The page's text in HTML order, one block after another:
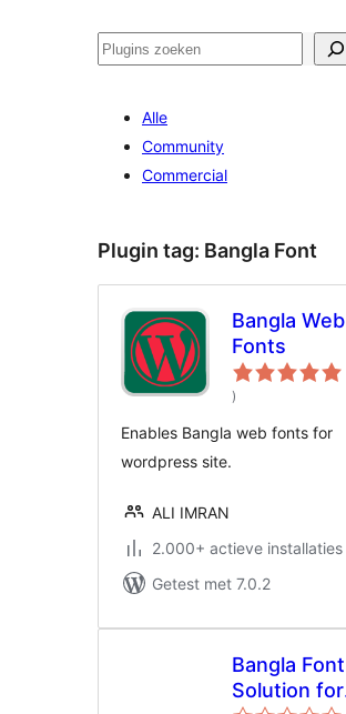
Zoeken
Alle
Community
Commercial
Plugin tag: Bangla Font
Bangla Web
Fonts
aantal
beoordelingen
)
Enables Bangla web fonts for
wordpress site.
ALI IMRAN
2.000+ actieve installaties
Getest met 7.0.2
Bangla Font
Solution for